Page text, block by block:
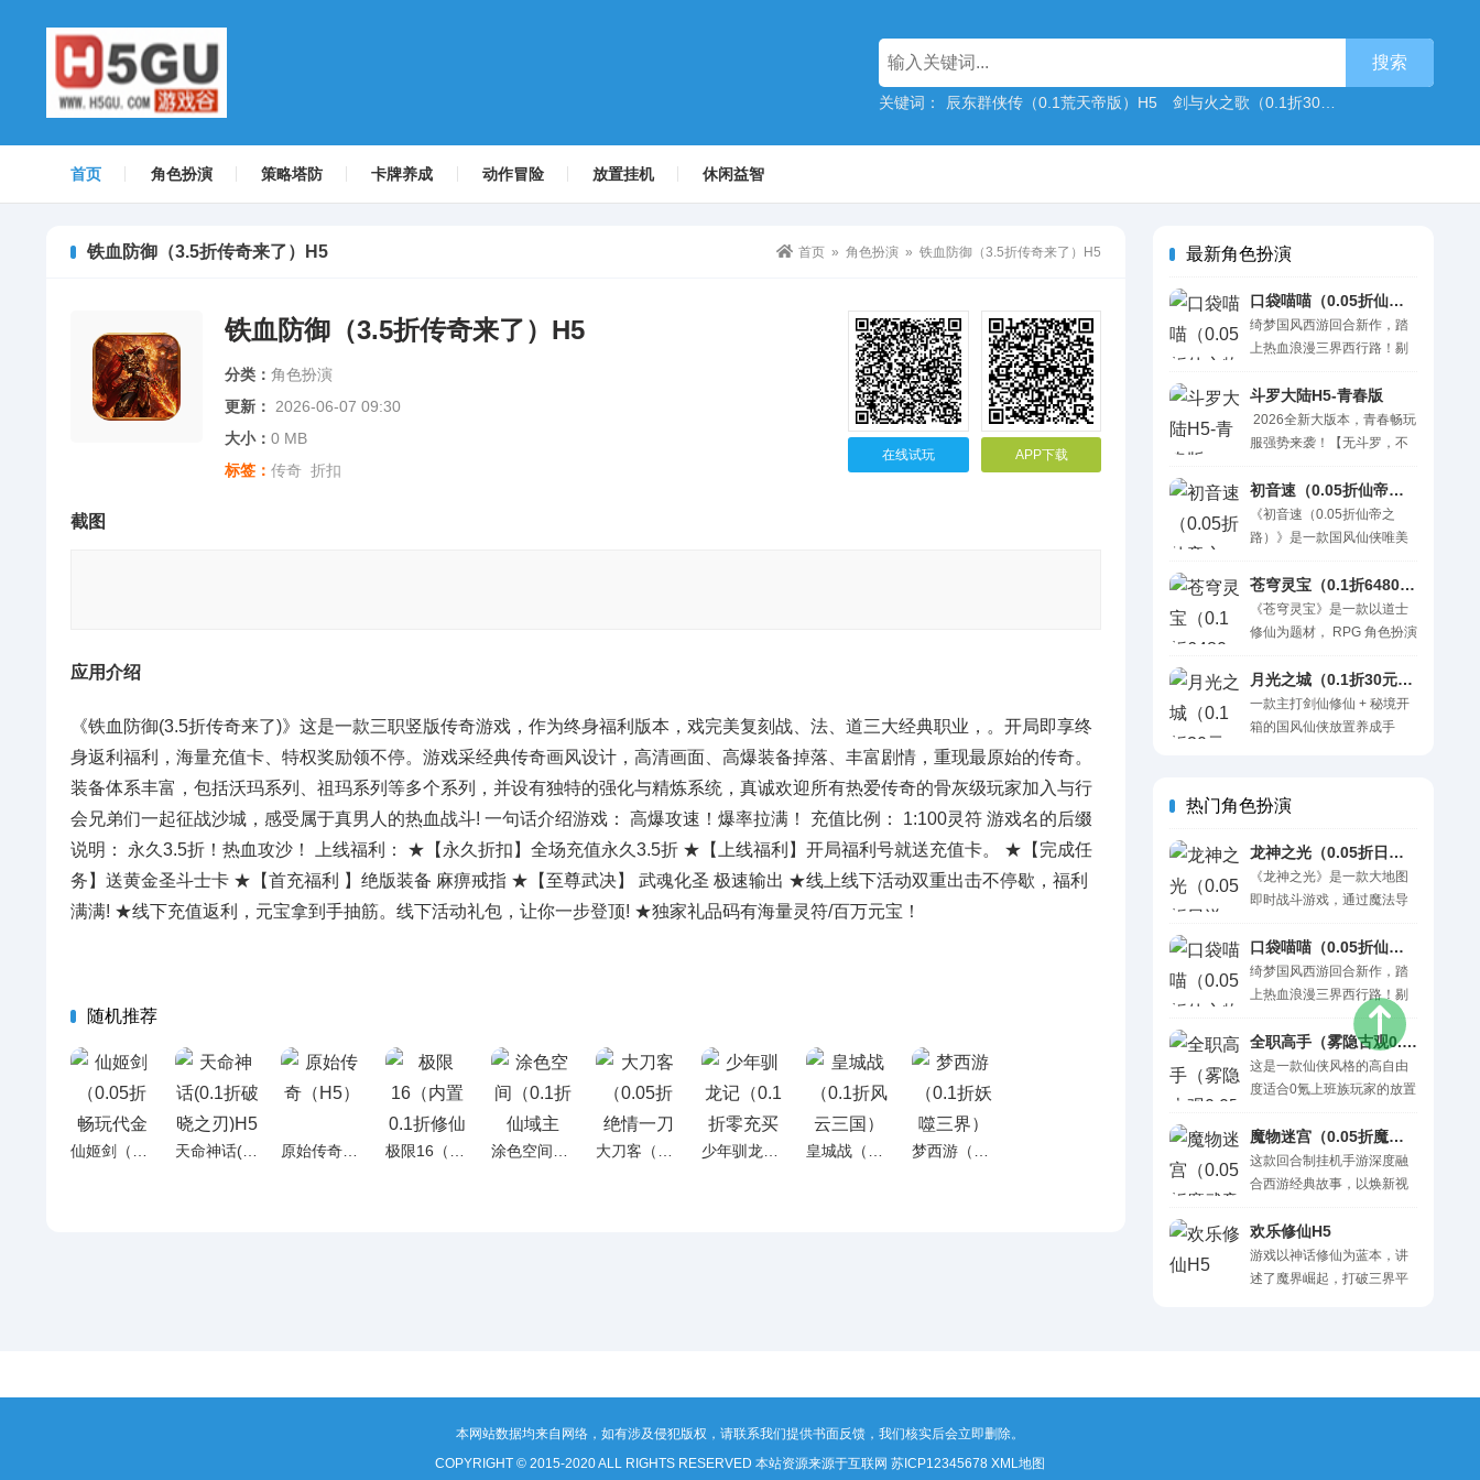
关键词： 辰东群侠传（0.1荒天帝版）H5 剑与火之歌（0.1折30元买断代金券）H5
首页 角色扮演 策略塔防 卡牌养成 动作冒险 放置挂机 休闲益智
最新角色扮演
口袋喵喵（0.05折仙之物语）H5
绮梦国风西游回合新作，踏
上热血浪漫三界西行路！剔
虚。 创角直接解锁满级
VIP，特权开局直接拉满；七
天登录领取专属红颜与限定
稳定白嫖十连招募，抽奖可
开出真充充值卡；组队围剿
全民BOSS，神装高阶道具
行，轻松集齐西游神将，快
意征战三界！ 一句话：上线
即享满级VIP，绮梦西游踏三
货币：元宝 上线福利 ..
斗罗大陆H5-青春版
2026全新大版本，青春畅玩
服强势来袭！【无斗罗，不
来，公平开战一路封神！强
势登场！ 游戏福利 ●超值福
利狂撒，开局直接领爆超值
全新玩法首发，平民也能冲
顶 ●经典武魂回归，情怀与
实战两不误 ●系统全面减
副本奖励升级，处处不白跑
初音速（0.05折仙帝之路）H5
《初音速（0.05折仙帝之
路）》是一款国风仙侠唯美
体验！在游戏中你需要招募
自己忠实宠物共同历练，不
断迎接各种挑战，在降妖除
级，直至进阶仙帝之路，畅
享万人膜拜的超快感！此外
游戏倾心设置离线挂机，公
卡、法衣【江湖小侠】、羽
剑】！ ★上线直升VIP10..
苍穹灵宝（0.1折6480免费版）H5
《苍穹灵宝》是一款以道士
修仙为题材， RPG 角色扮演
秘复苏，再现恐怖民俗与诡
秘怪谈的诡谲冒险！开箱玩
法再优化，挖宝摇井，铃铛
世界中，趣味修仙驱魔捉
妖！ 一句话简介：0.1折英叔
抓鬼开箱免费版，每天赠送
6480代金券 游戏特色 1、
0.1折英叔抓鬼开箱免费版，
每天赠送6480代金券（可
送代金超级加倍..
月光之城（0.1折30元刷代金券）H5
一款主打剑仙修仙 + 秘境开
箱的国风仙侠放置养成手
风搭配华丽技能特效，构建
浩瀚仙途大世界。游戏核心
主打开箱爆爽玩法，秘境探
宝、仙匣抽取即可随机解锁
出绝版红装，告别枯燥刷本
肝材料，指尖开箱快速飙升
战力。 一句话 0.1 折特权畅
享，开局赠送 6000 代金
券，充值无限折返 游戏福
利..
热门角色扮演
龙神之光（0.05折日送20000代充券）H5
《龙神之光》是一款大地图
即时战斗游戏，通过魔法导
国，招募传说猛将，建立不
世伟业，成就英雄传说。该
游戏画风独特，题材复古怀
旧，玩法和战斗方式别具一
格。同时数百个各具特色的
英雄，给你带来丰富新奇愉
快的游戏体验。主公快来加
吧。
口袋喵喵（0.05折仙之物语）H5
绮梦国风西游回合新作，踏
上热血浪漫三界西行路！剔
除冗余套路，福利直白不玩
虚。 创角直接解锁满级
VIP，特权开局直接拉满；七
天登录领取专属红颜与限定
稳定白嫖十连招募，抽奖可
开出真充充值卡；组队围剿
全民BOSS，神装高阶道具
行，轻松集齐西游神将，快
意征战三界！ 一句话：上线
即享满级VIP，绮梦西游踏三
全职高手（雾隐古观0.05折）H5
这是一款仙侠风格的高自由
度适合0氪上班族玩家的放置
可以白嫖，轻轻松松霸服当
大佬。全新版本开局就满v10
秒升一百级+极品时装极品神
充卡+二百灵玉，签到送十万
充值卡和灵玉，激活月卡还
能双倍领取，登陆送无限装
魔物迷宫（0.05折魔武帝尊）H5
这款回合制挂机手游深度融
合西游经典故事，以焕新视
验。游戏采用萌趣 Q 版画风
塑造各路神仙角色，在保留
经典形象神韵的同时完成全
欢乐修仙H5
游戏以神话修仙为蓝本，讲
述了魔界崛起，打破三界平
仙族都无法发挥最大仙力，
铁血防御（3.5折传奇来了）H5 首页 »角色扮演 » 铁血防御（3.5折传奇来了）H5
铁血防御（3.5折传奇来了）H5
分类： 角色扮演
更新： 2026-06-07 09:30
大小： 0 MB
标签： 传奇 折扣
在线试玩 APP下载
截图
应用介绍
《铁血防御(3.5折传奇来了)》这是一款三职竖版传奇游戏，作为终身福利版本，戏完美复刻战、法、道三大经典职业，。开局即享终
身返利福利，海量充值卡、特权奖励领不停。游戏采经典传奇画风设计，高清画面、高爆装备掉落、丰富剧情，重现最原始的传奇。
装备体系丰富，包括沃玛系列、祖玛系列等多个系列，并设有独特的强化与精炼系统，真诚欢迎所有热爱传奇的骨灰级玩家加入与行
会兄弟们一起征战沙城，感受属于真男人的热血战斗! 一句话介绍游戏： 高爆攻速！爆率拉满！ 充值比例： 1:100灵符 游戏名的后缀
说明： 永久3.5折！热血攻沙！ 上线福利： ★【永久折扣】全场充值永久3.5折 ★【上线福利】开局福利号就送充值卡。 ★【完成任
务】送黄金圣斗士卡 ★【首充福利 】绝版装备 麻痹戒指 ★【至尊武决】 武魂化圣 极速输出 ★线上线下活动双重出击不停歇，福利
满满! ★线下充值返利，元宝拿到手抽筋。线下活动礼包，让你一步登顶! ★独家礼品码有海量灵符/百万元宝！
随机推荐
原始传奇（H5）
本网站数据均来自网络，如有涉及侵犯版权，请联系我们提供书面反馈，我们核实后会立即删除。
COPYRIGHT © 2015-2020 ALL RIGHTS RESERVED 本站资源来源于互联网 苏ICP12345678 XML地图